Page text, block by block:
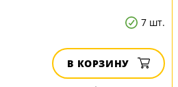
7 шт.
В КОРЗИНУ